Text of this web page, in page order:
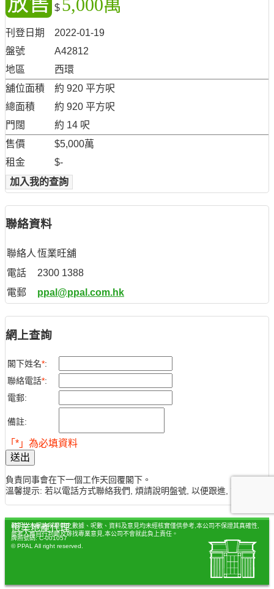
$ 5,000萬
刊登日期
2022-01-19
盤號
A42812
地區
西環
舖位面積
約 920 平方呎
總面積
約 920 平方呎
門闊
約 14 呎
售價
$5,000萬
租金
$-
加入我的查詢
聯絡資料
聯絡人 恆業旺舖
電話
2300 1388
電郵
ppal@ppal.com.hk
網上查詢
閣下姓名*:
聯絡電話*:
電郵:
備註:
「*」為必填資料
送出
負責同事會在下一個工作天回覆閣下。
溫馨提示: 若以電話方式聯絡我們, 煩請說明盤號, 以便跟進, 謝謝。
聲明：本網站所提供之數據、呎數、資料及意見均未經核實僅供參考,本公司不保證其真確性,
參考人應自行判斷及尋找專業意見,本公司不會就此負上責任。
恆業地產代理
牌照號碼: C-001057
© PPAL All right reserved.